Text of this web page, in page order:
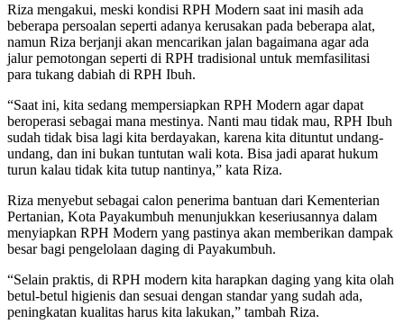
Riza mengakui, meski kondisi RPH Modern saat ini masih ada
beberapa persoalan seperti adanya kerusakan pada beberapa alat,
namun Riza berjanji akan mencarikan jalan bagaimana agar ada
jalur pemotongan seperti di RPH tradisional untuk memfasilitasi
para tukang dabiah di RPH Ibuh.
“Saat ini, kita sedang mempersiapkan RPH Modern agar dapat
beroperasi sebagai mana mestinya. Nanti mau tidak mau, RPH Ibuh
sudah tidak bisa lagi kita berdayakan, karena kita dituntut undang-
undang, dan ini bukan tuntutan wali kota. Bisa jadi aparat hukum
turun kalau tidak kita tutup nantinya,” kata Riza.
Riza menyebut sebagai calon penerima bantuan dari Kementerian
Pertanian, Kota Payakumbuh menunjukkan keseriusannya dalam
menyiapkan RPH Modern yang pastinya akan memberikan dampak
besar bagi pengelolaan daging di Payakumbuh.
“Selain praktis, di RPH modern kita harapkan daging yang kita olah
betul-betul higienis dan sesuai dengan standar yang sudah ada,
peningkatan kualitas harus kita lakukan,” tambah Riza.